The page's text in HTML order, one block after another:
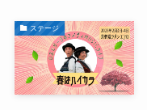
ステージ